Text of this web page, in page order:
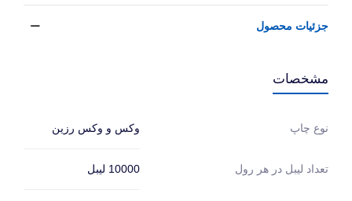
جزئیات محصول
مشخصات
نوع چاپ وکس و وکس رزین
تعداد لیبل در هر رول 10000 لیبل